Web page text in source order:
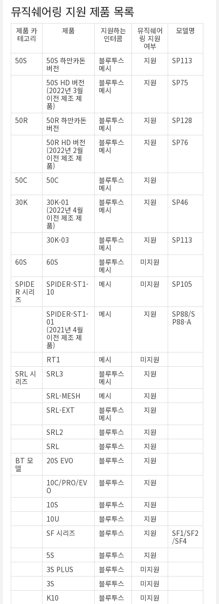
뮤직쉐어링 지원 제품 목록
제품 카
테고리
제품
지원하는
인터콤
뮤직쉐어
링 지원
여부
모델명
50S
50S 하만카돈
버전
블루투스
메시
지원 SP113
50S HD 버전
(2022년 3월
이전 제조 제
품)
블루투스
메시
지원 SP75
50R
50R 하만카돈
버전
블루투스
메시
지원 SP128
50R HD 버전
(2022년 2월
이전 제조 제
품)
블루투스
메시
지원 SP76
50C 50C
블루투스
메시
지원
30K
30K-01
(2022년 4월
이전 제조 제
품)
블루투스
메시
지원 SP46
30K-03
블루투스
메시
지원 SP113
60S 60S
블루투스
메시
미지원
SPIDE
R 시리
즈
SPIDER-ST1-
10
메시 미지원 SP105
SPIDER-ST1-
01
(2021년 4월
이전 제조 제
품)
메시 지원
SP88/S
P88-A
RT1 메시
미지원
SRL 시
리즈
SRL3
블루투스
메시
지원
SRL-MESH 메시
지원
SRL-EXT
블루투스
메시
지원
SRL2 블루투스
지원
SRL
블루투스
지원
BT 모
델
20S EVO 블루투스 지원
10C/PRO/EV
O
블루투스 지원
10S 블루투스
지원
10U
블루투스
지원
SF 시리즈
블루투스 지원
SF1/SF2
/SF4
5S
블루투스
지원
3S PLUS
블루투스
미지원
3S
블루투스
미지원
K10
블루투스 미지원